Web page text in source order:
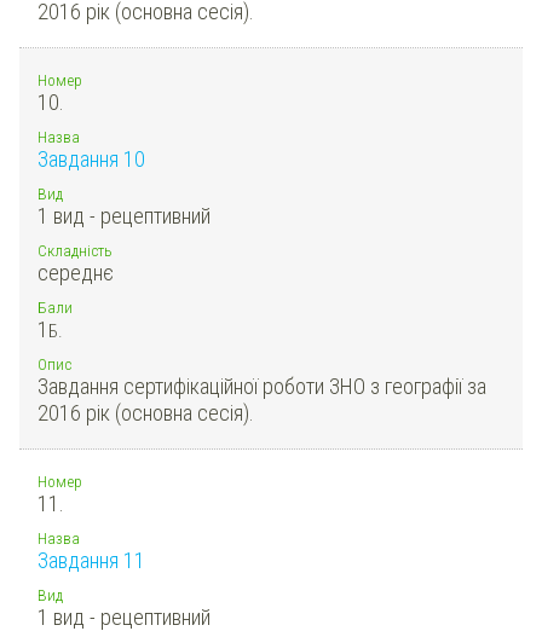
2016 рік (основна сесія).
Номер
10.
Назва
Завдання 10
Вид
1 вид - рецептивний
Складність
середнє
Бали
1 Б.
Опис
Завдання сертифікаційної роботи ЗНО з географії за
2016 рік (основна сесія).
Номер
11.
Назва
Завдання 11
Вид
1 вид - рецептивний